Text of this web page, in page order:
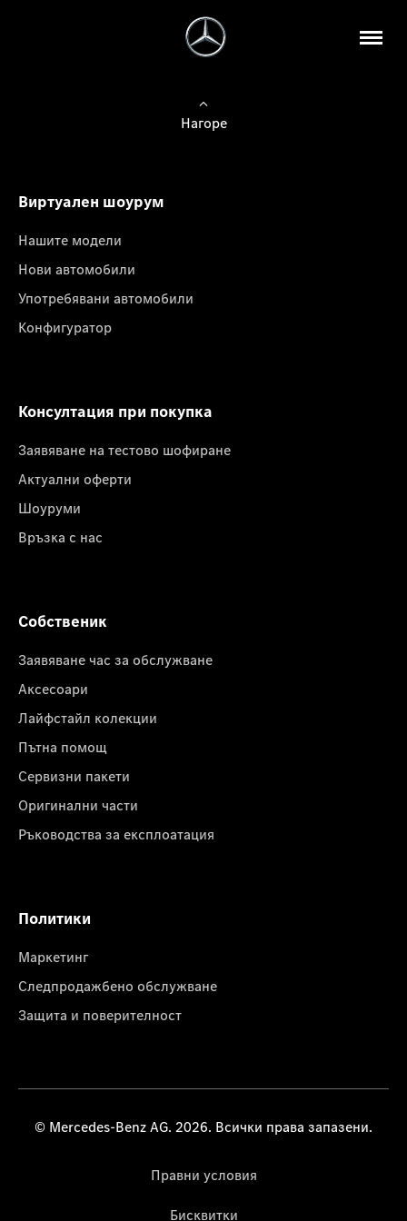
Нагоре
Виртуален шоурум
Нашите модели
Нови автомобили
Употребявани автомобили
Конфигуратор
Консултация при покупка
Заявяване на тестово шофиране
Актуални оферти
Шоуруми
Връзка с нас
Собственик
Заявяване час за обслужване
Аксесоари
Лайфстайл колекции
Пътна помощ
Сервизни пакети
Оригинални части
Ръководства за експлоатация
Политики
Маркетинг
Следпродажбено обслужване
Защита и поверителност
© Mercedes-Benz AG. 2026. Всички права запазени.
Правни условия
Бисквитки